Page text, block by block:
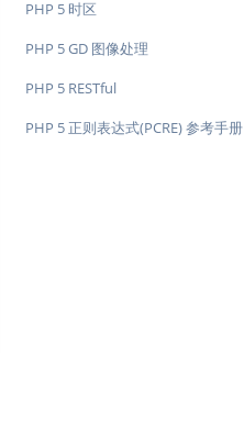
PHP 5 时区
PHP 5 GD 图像处理
PHP 5 RESTful
PHP 5 正则表达式(PCRE) 参考手册